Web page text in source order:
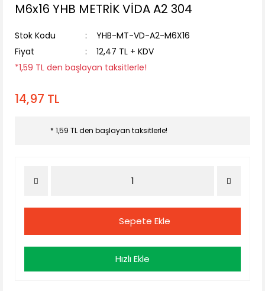
M6x16 YHB METRİK VİDA A2 304
Stok Kodu
YHB-MT-VD-A2-M6X16
Fiyat
12,47 TL + KDV
*1,59 TL den başlayan taksitlerle!
14,97 TL
* 1,59 TL den başlayan taksitlerle!
Sepete Ekle
Hızlı Ekle